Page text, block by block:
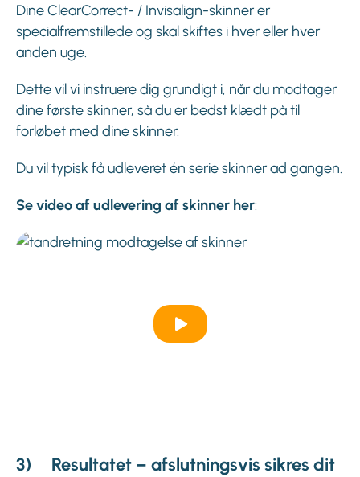
Dine ClearCorrect- / Invisalign-skinner er
specialfremstillede og skal skiftes i hver eller hver
anden uge.
Dette vil vi instruere dig grundigt i, når du modtager
dine første skinner, så du er bedst klædt på til
forløbet med dine skinner.
Du vil typisk få udleveret én serie skinner ad gangen.
Se video af udlevering af skinner her:
3) Resultatet – afslutningsvis sikres dit